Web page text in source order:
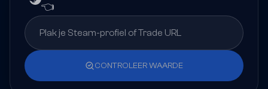
👈
CONTROLEER WAARDE